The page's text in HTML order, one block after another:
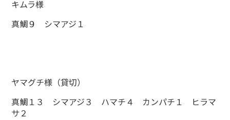
キムラ様
真鯛９ シマアジ１
ヤマグチ様（貸切）
真鯛１３ シマアジ３ ハマチ４ カンパチ１ ヒラマ
サ２